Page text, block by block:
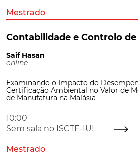
Mestrado
Contabilidade e Controlo
Saif Hasan
online
Examinando o Impacto do
Certificação Ambiental no Valor de
de Manufatura na Malásia
10:00
Sem sala no ISCTE-IUL
Mestrado